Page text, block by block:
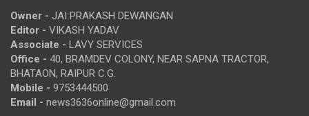
Owner - JAI PRAKASH DEWANGAN
Editor - VIKASH YADAV
Associate - LAVY SERVICES
Office - 40, BRAMDEV COLONY, NEAR SAPNA TRACTOR,
BHATAON, RAIPUR C.G.
Mobile - 9753444500
Email - news3636online@gmail.com